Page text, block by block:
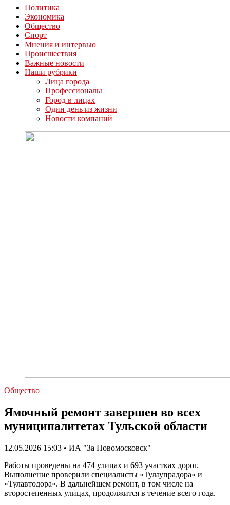
Политика
Экономика
Общество
Спорт
Мнения и интервью
Происшествия
Важные новости
Наши рубрики
Лица города
Профессионалы
Город в лицах
Один день из жизни
Новости компаний
Общество
Ямочный ремонт завершен во всех
муниципалитетах Тульской области
12.05.2026 15:03 • ИА "За Новомосковск"
Работы проведены на 474 улицах и 693 участках дорог.
Выполнение проверили специалисты «Тулаупрадора» и
«Тулавтодора». В дальнейшем ремонт, в том числе на
второстепенных улицах, продолжится в течение всего года.